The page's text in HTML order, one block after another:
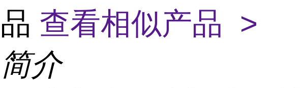
品 查看相似产品 >
简介